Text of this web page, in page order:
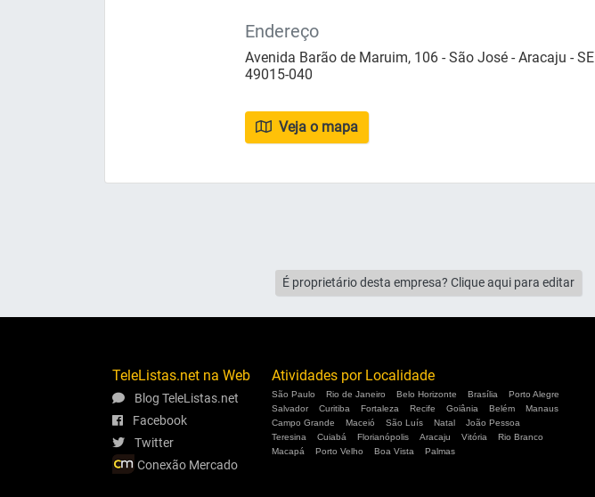
Endereço
Avenida Barão de Maruim, 106 - São José - Aracaju - SE
49015-040
Veja o mapa
É proprietário desta empresa? Clique aqui para editar
TeleListas.net na Web
Blog TeleListas.net
Facebook
Twitter
Conexão Mercado
Atividades por Localidade
São Paulo Rio de Janeiro Belo Horizonte Brasília
Porto Alegre
Salvador
Curitiba Fortaleza Recife Goiânia Belém
Manaus
Campo Grande
Maceió São Luís Natal
João Pessoa
Teresina
Cuiabá Florianópolis Aracaju Vitória
Rio Branco
Macapá
Porto Velho Boa Vista Palmas